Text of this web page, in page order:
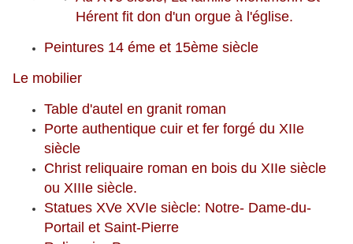
Hérent fit don d'un orgue à l'église.
Peintures 14 éme et 15ème siècle
Le mobilier
Table d'autel en granit roman
Porte authentique cuir et fer forgé du XIIe
siècle
Christ reliquaire roman en bois du XIIe siècle
ou XIIIe siècle.
Statues XVe XVIe siècle: Notre- Dame-du-
Portail et Saint-Pierre